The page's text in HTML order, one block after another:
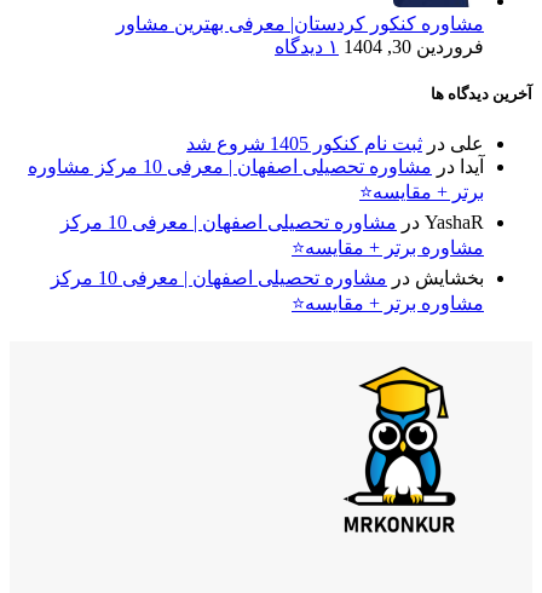
مشاوره کنکور کردستان| معرفی بهترین مشاور
فروردین 30, 1404
۱ دیدگاه
آخرین دیدگاه ها
علی در ثبت نام کنکور 1405 شروع شد
آیدا در
مشاوره تحصیلی اصفهان | معرفی 10 مرکز مشاوره
برتر + مقایسه⭐
YashaR در
مشاوره تحصیلی اصفهان | معرفی 10 مرکز
مشاوره برتر + مقایسه⭐
بخشایش در
مشاوره تحصیلی اصفهان | معرفی 10 مرکز
مشاوره برتر + مقایسه⭐